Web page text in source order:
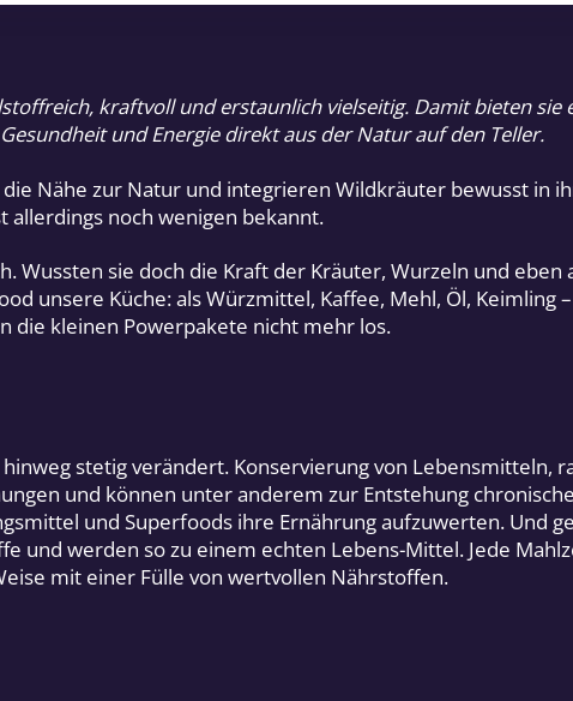
kraftvoll und erstaunlich vielseitig. Damit bieten
und Energie direkt aus der Natur auf den Teller.
Nähe zur Natur und integrieren Wildkräuter bewusst in
allerdings noch wenigen bekannt.
sie doch die Kraft der Kräuter, Wurzeln und eben
unsere Küche: als Würzmittel, Kaffee, Mehl, Öl, Keimling
die kleinen Powerpakete nicht mehr los.
stetig verändert. Konservierung von Lebensmitteln,
und können unter anderem zur Entstehung
und Superfoods ihre Ernährung aufzuwerten. Und
und werden so zu einem echten Lebens-Mittel. Jede
mit einer Fülle von wertvollen Nährstoffen.